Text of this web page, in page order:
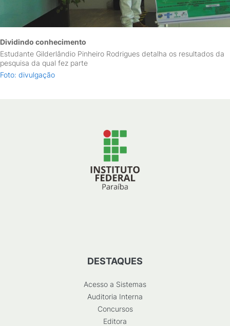
Dividindo conhecimento
Estudante Gilderlândio Pinheiro Rodrigues detalha os resultados da
pesquisa da qual fez parte
Foto: divulgação
DESTAQUES
Acesso a Sistemas
Auditoria Interna
Concursos
Editora